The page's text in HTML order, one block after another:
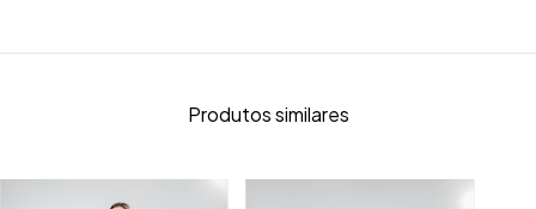
Produtos similares